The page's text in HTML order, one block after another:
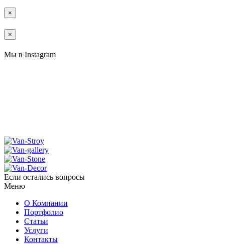
×
×
Мы в Instagram
Если остались вопросы
Меню
О Компании
Портфолио
Статьи
Услуги
Контакты